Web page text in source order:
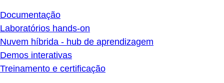
Documentação
Laboratórios hands-on
Nuvem híbrida - hub de aprendizagem
Demos interativas
Treinamento e certificação